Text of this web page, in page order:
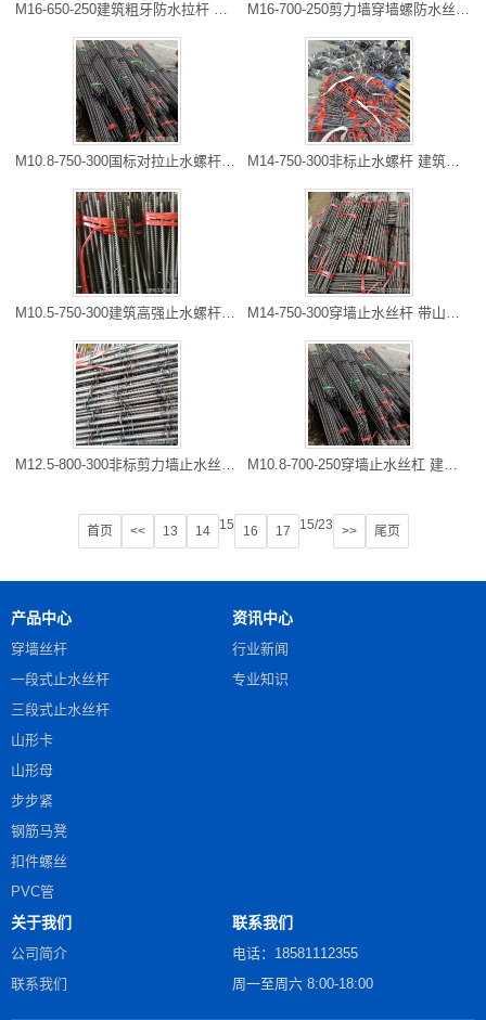
M16-650-250建筑粗牙防水拉杆 建筑用穿墙丝杆止水对拉螺杆 奉节 M16-700-250剪力墙穿墙螺防水丝杆 建筑工地防水丝杆 自贡丝杆批
M10.8-750-300国标对拉止水螺杆 穿墙常用丝杆 垫江螺杆厂家 长度 M14-750-300非标止水螺杆 建筑工地常用 重庆螺杆厂家 可以走专线
M10.5-750-300建筑高强止水螺杆 建筑专用穿墙丝 梁平丝杆批发商 M14-750-300穿墙止水丝杆 带山型卡丝杆 内江批发商 快速便捷物流
M12.5-800-300非标剪力墙止水丝杠 建筑地下室穿墙丝杆 潼南丝杆 M10.8-700-250穿墙止水丝杠 建筑工地防水丝杆 重庆现货销售 大量
首页 << 13 14 15 16 17 15/23 >> 尾页
产品中心
穿墙丝杆
一段式止水丝杆
三段式止水丝杆
山形卡
山形母
步步紧
钢筋马凳
扣件螺丝
PVC管
资讯中心
行业新闻
专业知识
关于我们
公司简介
联系我们
联系我们
电话：18581112355
周一至周六 8:00-18:00